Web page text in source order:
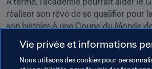
réaliser son rêve de se qualifier pour
son histoire à une Coupe du Monde
Coupe du Monde Féminine de la FIFA™.
Vie privée et informations
Nous utilisons des cookies pour